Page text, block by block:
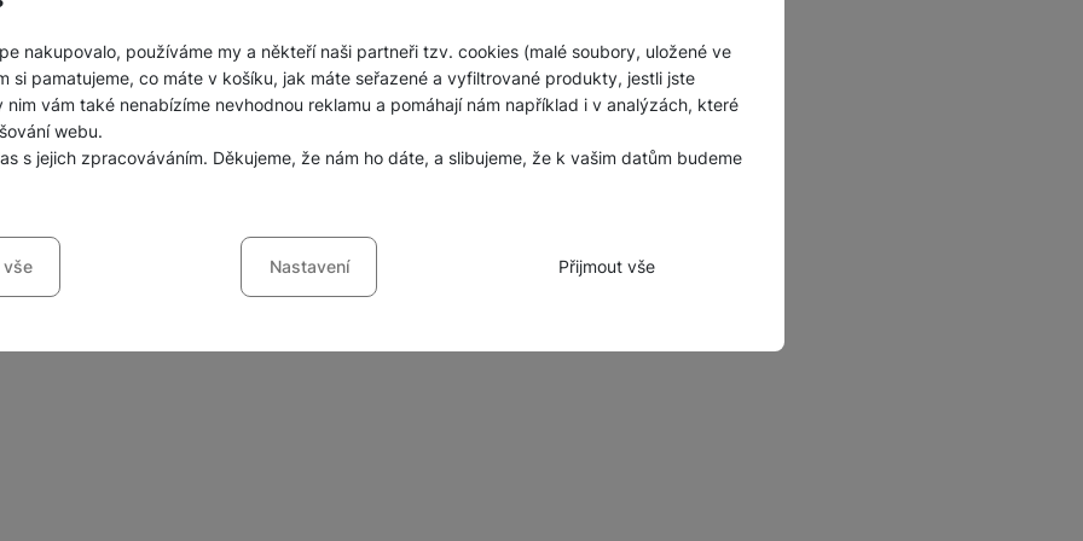
nakupovalo, používáme my a někteří naši partneři tzv. cookies (malé soubory, uložené ve
si pamatujeme, co máte v košíku, jak máte seřazené a vyfiltrované produkty, jestli jste
nim vám také nenabízíme nevhodnou reklamu a pomáhají nám například i v analýzách, které
webu.
s jejich zpracováváním. Děkujeme, že nám ho dáte, a slibujeme, že k vašim datům budeme
s kategoriemi cookies
náš web nebude fungovat
vše Nastavení Přijmout vše